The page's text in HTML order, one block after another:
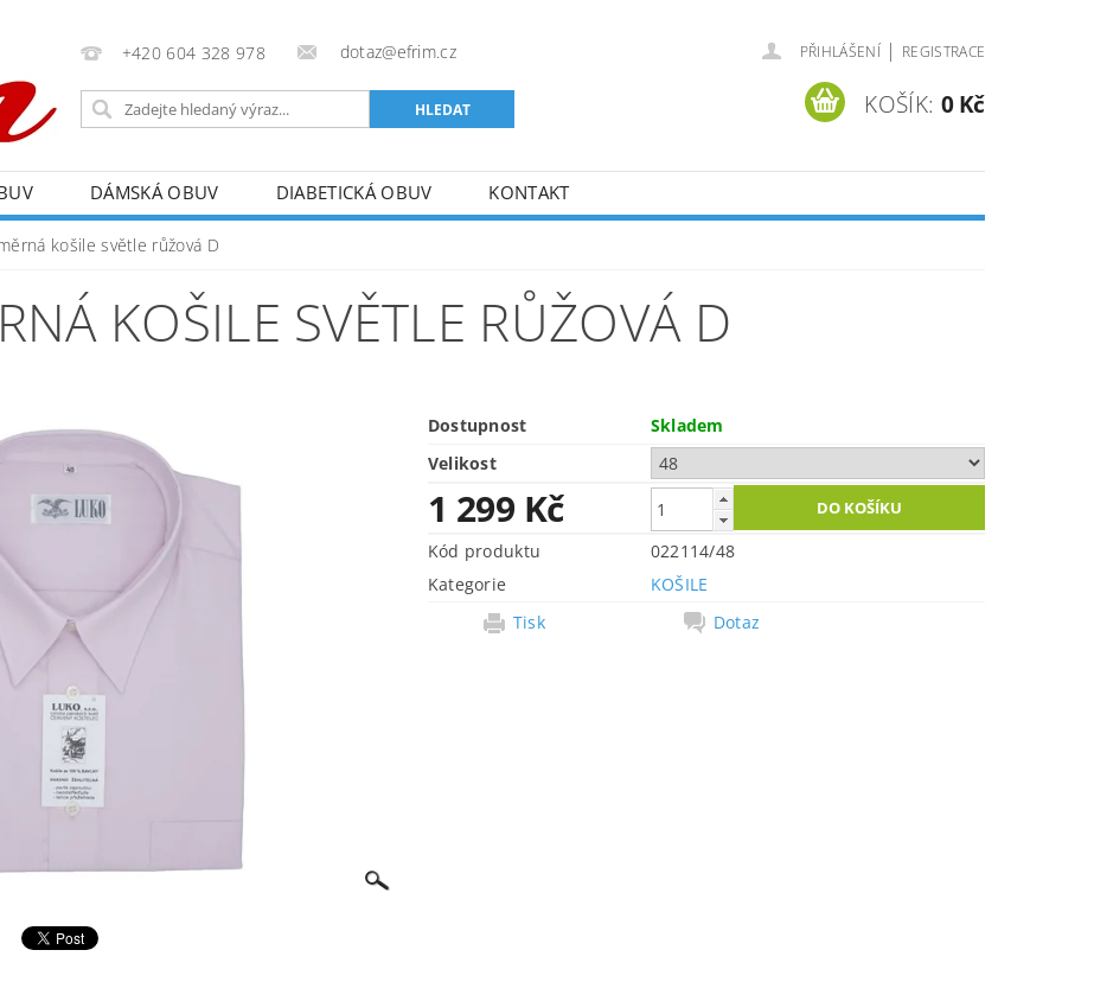
+420 604 328 978 dotaz@efrim.cz PŘIHLÁŠENÍ | REGISTRACE
KOŠÍK: 0 Kč
DÁMSKÁ OBUV DIABETICKÁ OBUV KONTAKT
košile světle růžová D
KOŠILE SVĚTLE RŮŽOVÁ D
Dostupnost
Skladem
Velikost
1 299 Kč
Kód produktu
022114/48
Kategorie
KOŠILE
Tisk
Dotaz